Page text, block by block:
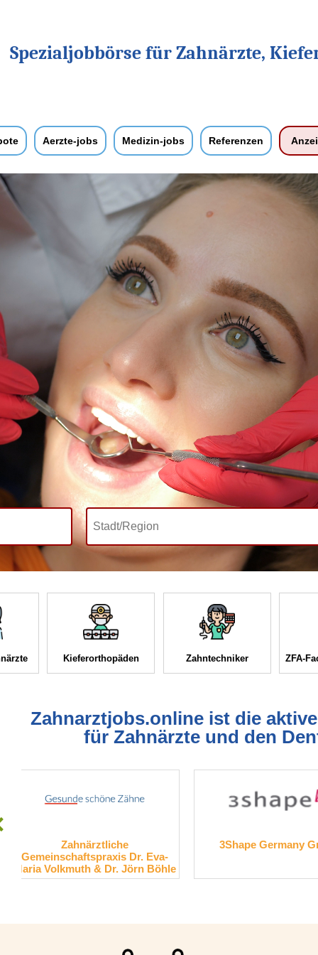
Spezialjobbörse für Zahnärzte,
Aerzte-jobs Medizin-jobs Referenzen
Kieferorthopäden Zahntechniker ZFA-
Zahnarztjobs.online ist die
für Zahnärzte und den
3Shape Germany GmbH